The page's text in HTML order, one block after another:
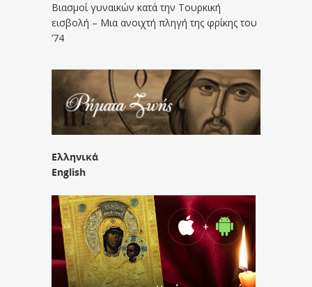
Βιασμοί γυναικών κατά την Τουρκική
εισβολή – Μια ανοιχτή πληγή της φρίκης του
’74
Ελληνικά
English